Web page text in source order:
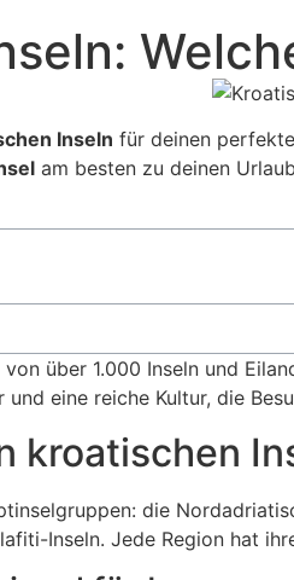
Inseln für deinen
am besten zu deinen
über 1.000 Inseln und
und eine reiche Kultur, die
kroatischen
die
Inseln. Jede Region hat